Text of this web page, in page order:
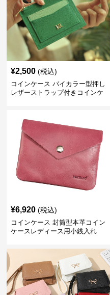
¥2,500 (税込)
コインケース バイカラー型押し
レザーストラップ付きコインケ
¥6,920 (税込)
コインケース 封筒型本革コイン
ケースレディース用小銭入れ